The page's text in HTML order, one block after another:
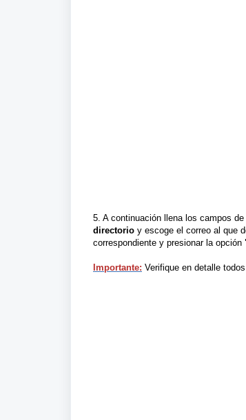
5. A continuación llena los campos
directorio y escoge el correo al que
correspondiente y presionar la opción
Importante: Verifique en detalle